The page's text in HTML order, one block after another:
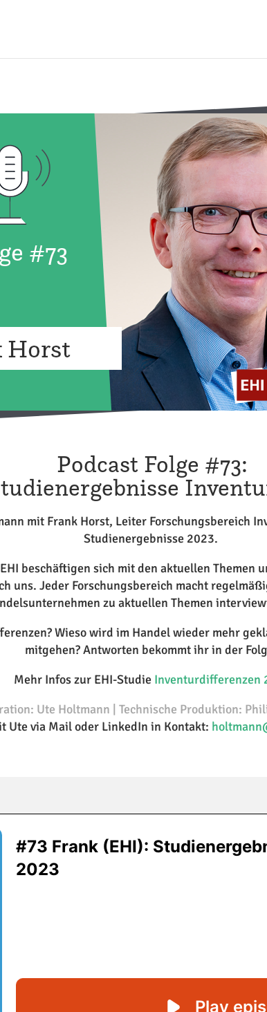
Podcast Folge #73:
mit Frank Horst, Leiter Forschungsbereich
Studienergebnisse 2023.
beschäftigen sich mit den aktuellen Themen
uns. Jeder Forschungsbereich macht
zu aktuellen Themen
Wieso wird im Handel wieder mehr
mitgehen? Antworten bekommt ihr in der
Mehr Infos zur EHI-Studie Inventurdifferenzen
Ute Holtmann | Technische Produktion:
Ute via Mail oder LinkedIn in Kontakt: